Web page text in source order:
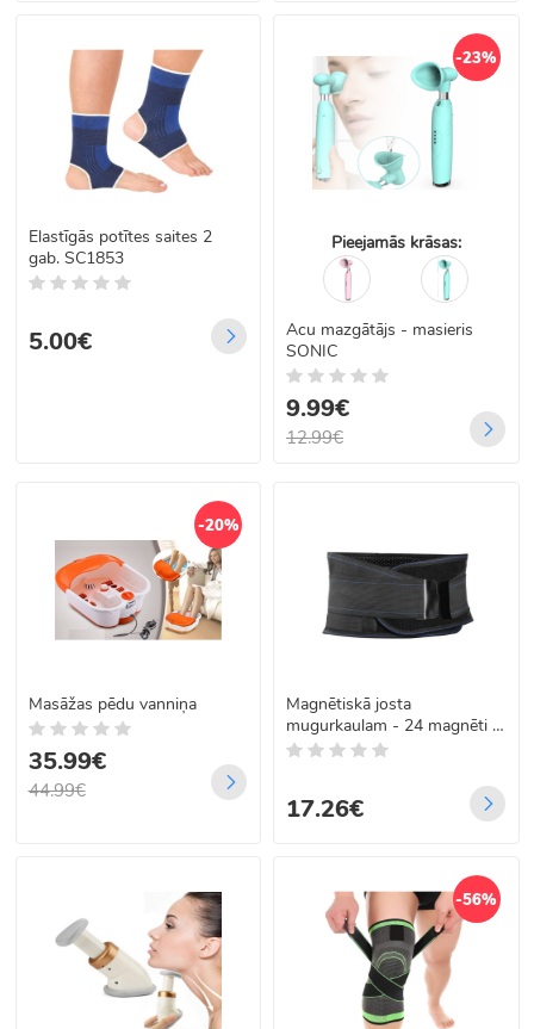
Elastīgās potītes saites 2
gab. SC1853
5.00€
-23%
Pieejamās krāsas:
Acu mazgātājs - masieris
SONIC
9.99€
12.99€
-20%
Masāžas pēdu vanniņa
35.99€
44.99€
Magnētiskā josta
mugurkaulam - 24 magnēti -
110 cm
17.26€
-56%